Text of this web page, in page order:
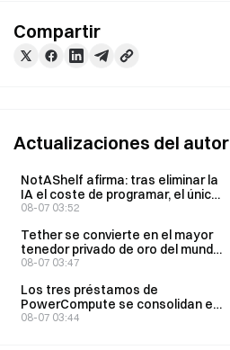
Compartir
Actualizaciones del autor
NotAShelf afirma: tras eliminar la
IA el coste de programar, el único
recurso escaso es el «gusto»
08-07 03:52
Tether se convierte en el mayor
tenedor privado de oro del mundo;
sus tenencias totales aumentan
trimestre
08-07 03:47
Los tres préstamos de
PowerCompute se consolidan en
un préstamo a plazo con una tasa
08-07 03:44